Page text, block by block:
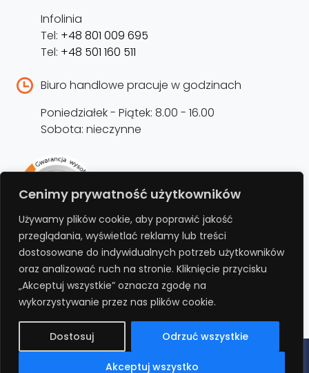
Cenimy prywatność użytkowników
Używamy plików cookie, aby poprawić jakość
przeglądania, wyświetlać reklamy lub treści
dostosowane do indywidualnych potrzeb użytkowników
oraz analizować ruch na stronie. Kliknięcie przycisku
„Akceptuj wszystkie” oznacza zgodę na
wykorzystywanie przez nas plików cookie.
Dostosuj Odrzuć wszystkie
Akceptuj wszystko
Infolinia
Tel: +48 801 009 695
Tel: +48 501 160 511
Biuro handlowe pracuje w godzinach
Poniedziałek - Piątek: 8.00 - 16.00
Sobota: nieczynne
przedłużenie gwarancji
Bezpłatnie przedłuż gwarancję o kolejne 12
miesięcy rejestrując produkt na stronie.
REJESTRUJ
Polityka prywatności Regulamin RODO